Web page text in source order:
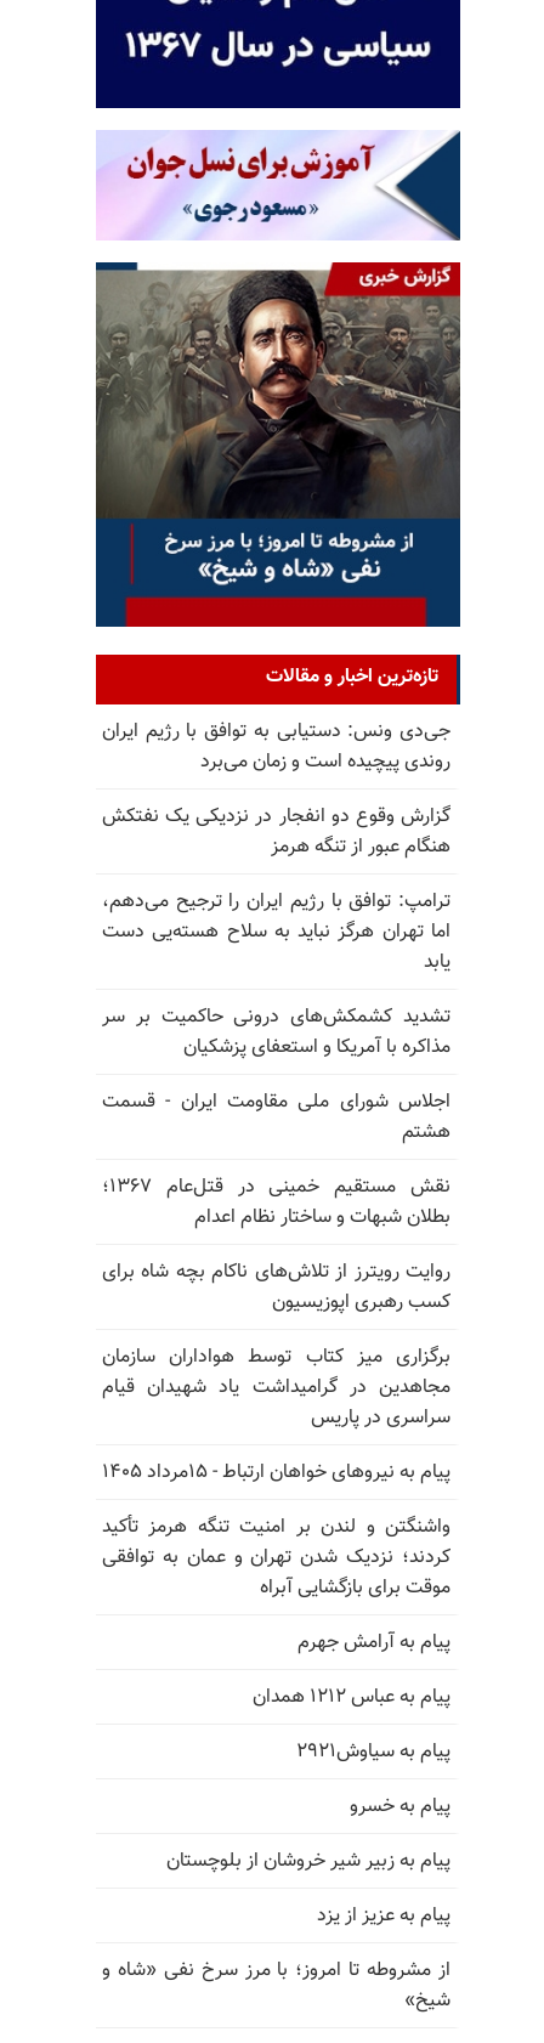
تازه‌ترین اخبار و مقالات
جی‌دی ونس: دستیابی به توافق با رژیم ایران
روندی پیچیده است و زمان می‌برد
گزارش وقوع دو انفجار در نزدیکی یک نفتکش
هنگام عبور از تنگه هرمز
ترامپ: توافق با رژیم ایران را ترجیح می‌دهم،
اما تهران هرگز نباید به سلاح هسته‌یی دست
یابد
تشدید کشمکش‌های درونی حاکمیت بر سر
مذاکره با آمریکا و استعفای پزشکیان
اجلاس شورای ملی مقاومت ایران - قسمت
هشتم
نقش مستقیم خمینی در قتل‌عام ۱۳۶۷؛
بطلان شبهات و ساختار نظام اعدام
روایت رویترز از تلاش‌های ناکام بچه شاه برای
کسب رهبری اپوزیسیون
برگزاری میز کتاب توسط هواداران سازمان
مجاهدین در گرامیداشت یاد شهیدان قیام
سراسری در پاریس
پیام به نیروهای خواهان ارتباط - ۱۵مرداد ۱۴۰۵
واشنگتن و لندن بر امنیت تنگه هرمز تأکید
کردند؛ نزدیک شدن تهران و عمان به توافقی
موقت برای بازگشایی آبراه
پیام به آرامش جهرم
پیام به عباس ۱۲۱۲ همدان
پیام به سیاوش۲۹۲۱
پیام به خسرو
پیام به زبیر شیر خروشان از بلوچستان
پیام به عزیز از یزد
از مشروطه تا امروز؛ با مرز سرخ نفی «شاه و
شیخ»